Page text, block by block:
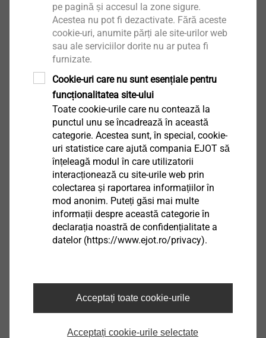
Certificare FM Approval pentru
acoperișuri plate
EJOT primește aprobarea FM pentru produsele
care fac parte din categoria ''Acoperișuri plate''. O
gamă largă de sisteme de fixare EJOT pentru
acoperișurile plate au fost testate și aprobate de
către Institutul American de Testare FM
Approvals în combinație cu diferite tipuri de
membrane pentru acoperiș.
pe pagină și accesul la zone sigure.
Acestea nu pot fi dezactivate. Fără aceste
cookie-uri, anumite părți ale site-urilor web
sau ale serviciilor dorite nu ar putea fi
furnizate.
Cookie-uri care nu sunt esențiale pentru
funcționalitatea site-ului
Toate cookie-urile care nu contează la
punctul unu se încadrează în această
categorie. Acestea sunt, în special, cookie-
uri statistice care ajută compania EJOT să
înțeleagă modul în care utilizatorii
interacționează cu site-urile web prin
colectarea și raportarea informațiilor în
mod anonim. Puteți găsi mai multe
informații despre această categorie în
declarația noastră de confidențialitate a
datelor (https://www.ejot.ro/privacy).
Acceptați toate cookie-urile
Acceptați cookie-urile selectate